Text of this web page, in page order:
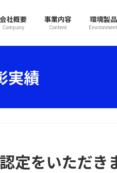
会社概要
Company
事業内容
Content
環境製品
Environment
実績
定をいただき